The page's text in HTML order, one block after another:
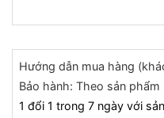
Hướng dẫn mua hàng
Bảo hành: Theo sản phẩm
1 đổi 1 trong 7 ngày với